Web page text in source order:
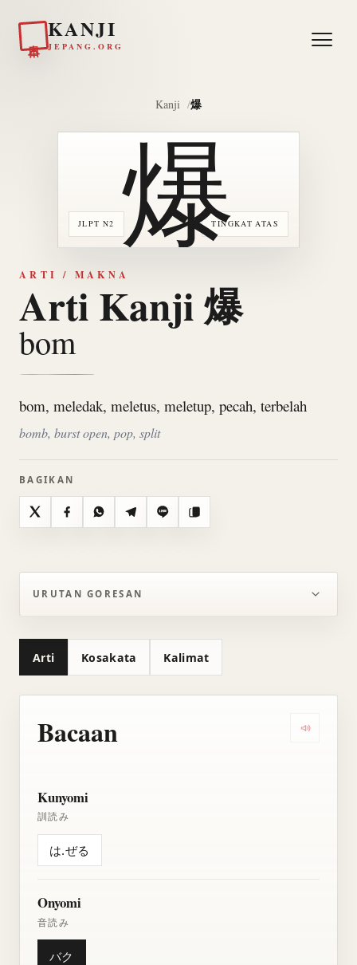
KANJI
JEPANG.ORG
Kanji 爆
JLPT N2 TINGKAT ATAS
爆
ARTI / MAKNA
Arti Kanji 爆
bom
bom, meledak, meletus, meletup, pecah, terbelah
bomb, burst open, pop, split
BAGIKAN
X FacebookWhatsAppTelegramLine Salin
URUTAN GORESAN
Arti Kosakata Kalimat
Bacaan
Kunyomi
訓読み
は.ぜる
Onyomi
音読み
バク